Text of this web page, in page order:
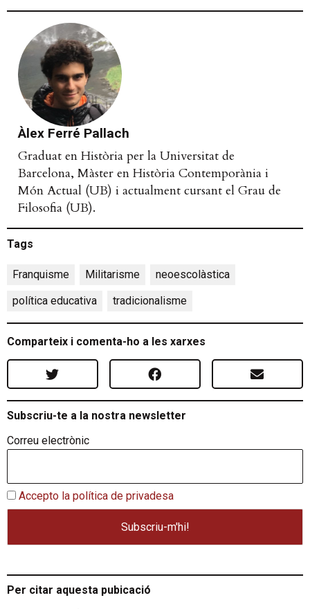
Àlex Ferré Pallach
Graduat en Història per la Universitat de
Barcelona, Màster en Història Contemporània i
Món Actual (UB) i actualment cursant el Grau de
Filosofia (UB).
Tags
Franquisme Militarisme neoescolàstica
política educativa
tradicionalisme
Comparteix i comenta-ho a les xarxes
Subscriu-te a la nostra newsletter
Correu electrònic
Accepto la política de privadesa
Per citar aquesta pubicació